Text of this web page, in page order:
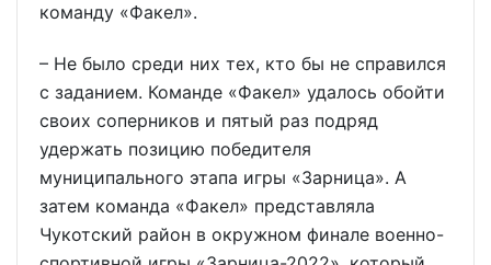
команду «Факел».
– Не было среди них тех, кто бы не справился
с заданием. Команде «Факел» удалось обойти
своих соперников и пятый раз подряд
удержать позицию победителя
муниципального этапа игры «Зарница». А
затем команда «Факел» представляла
Чукотский район в окружном финале военно-